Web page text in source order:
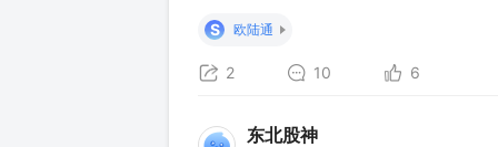
S
欧陆通
2 10 6
东北股神